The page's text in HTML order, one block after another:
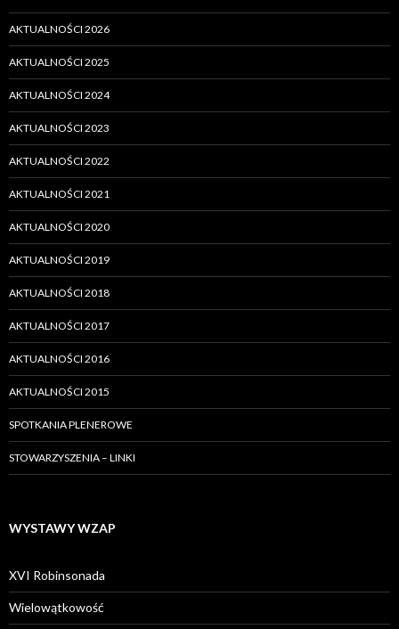
AKTUALNOŚCI 2026
AKTUALNOŚCI 2025
AKTUALNOŚCI 2024
AKTUALNOŚCI 2023
AKTUALNOŚCI 2022
AKTUALNOŚCI 2021
AKTUALNOŚCI 2020
AKTUALNOŚCI 2019
AKTUALNOŚCI 2018
AKTUALNOŚCI 2017
AKTUALNOŚCI 2016
AKTUALNOŚCI 2015
SPOTKANIA PLENEROWE
STOWARZYSZENIA – LINKI
WYSTAWY WZAP
XVI Robinsonada
Wielowątkowość